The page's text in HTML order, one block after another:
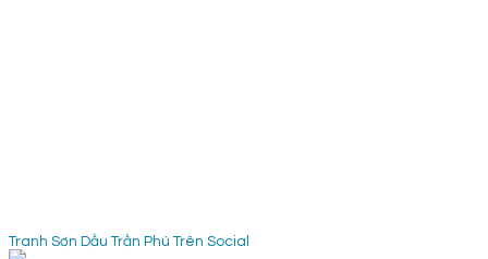
Tranh Sơn Dầu Trần Phú Trên Social